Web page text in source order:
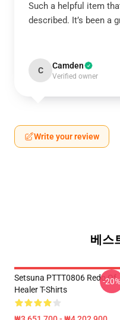
Such a helpful item
described. It’s been a
C Camden
Verified owner
Write your review
베스
Setsuna PTTT0806 Redo Of
Healer T-Shirts
-20%